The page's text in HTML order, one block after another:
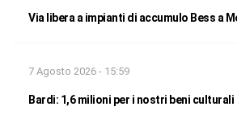
Via libera a impianti di accumulo Bess a
7 Agosto 2026 - 15:59
Bardi: 1,6 milioni per i nostri beni culturali